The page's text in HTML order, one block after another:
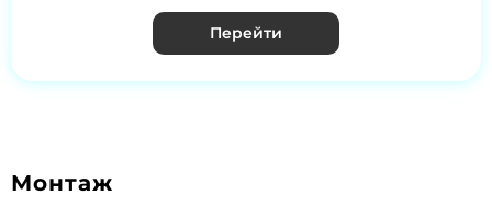
Перейти
Монтаж